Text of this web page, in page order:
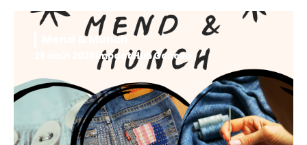
Mend & Munch
Impact Hub Geneva